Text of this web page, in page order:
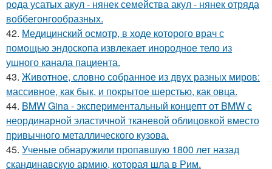
рода усатых акул - нянек семейства акул - нянек отряда
воббегонгообразных.
42. Медицинский осмотр, в ходе которого врач с
помощью эндоскопа извлекает инородное тело из
ушного канала пациента.
43. Животное, словно собранное из двух разных миров:
массивное, как бык, и покрытое шерстью, как овца.
44. BMW Gina - экспериментальный концепт от BMW с
неординарной эластичной тканевой облицовкой вместо
привычного металлического кузова.
45. Ученые обнаружили пропавшую 1800 лет назад
скандинавскую армию, которая шла в Рим.